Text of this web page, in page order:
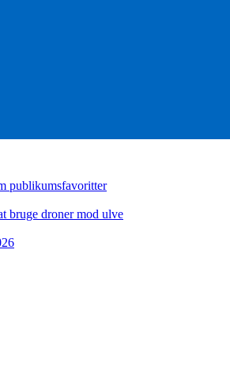
publikumsfavoritter
bruge droner mod ulve